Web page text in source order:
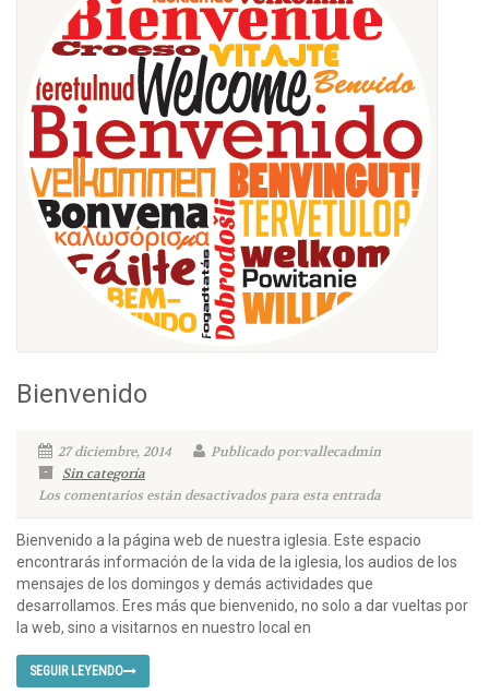
Bienvenido
27 diciembre, 2014
Publicado por:vallecadmin
Sin categoría
Los comentarios están desactivados para esta entrada
Bienvenido a la página web de nuestra iglesia. Este espacio
encontrarás información de la vida de la iglesia, los audios de los
mensajes de los domingos y demás actividades que
desarrollamos. Eres más que bienvenido, no solo a dar vueltas por
la web, sino a visitarnos en nuestro local en
SEGUIR LEYENDO